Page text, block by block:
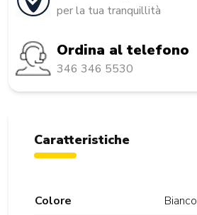
per la tua tranquillità
Ordina al telefono
346 346 5530
Caratteristiche
Colore
Bianco